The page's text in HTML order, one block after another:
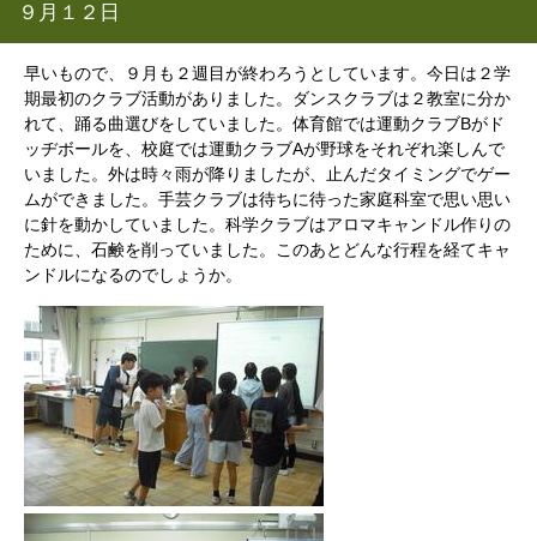
９月１２日
早いもので、９月も２週目が終わろうとしています。今日は２学
期最初のクラブ活動がありました。ダンスクラブは２教室に分か
れて、踊る曲選びをしていました。体育館では運動クラブBがド
ッヂボールを、校庭では運動クラブAが野球をそれぞれ楽しんで
いました。外は時々雨が降りましたが、止んだタイミングでゲー
ムができました。手芸クラブは待ちに待った家庭科室で思い思い
に針を動かしていました。科学クラブはアロマキャンドル作りの
ために、石鹸を削っていました。このあとどんな行程を経てキャ
ンドルになるのでしょうか。